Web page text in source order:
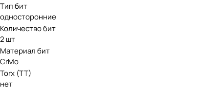
Тип бит
односторонние
Количество бит
2 шт
Материал бит
CrMo
Torx (TT)
нет